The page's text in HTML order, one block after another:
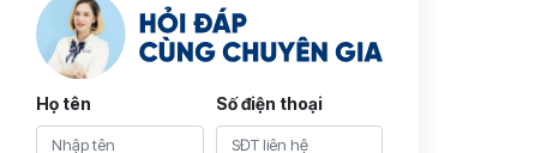
Họ tên Số điện thoại